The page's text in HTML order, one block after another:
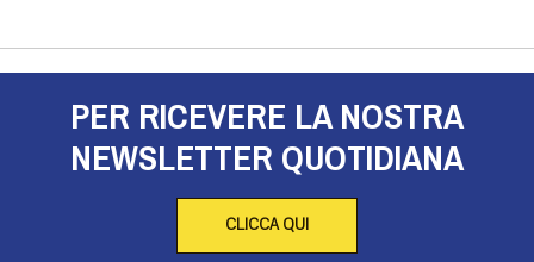
PER RICEVERE LA NOSTRA
NEWSLETTER QUOTIDIANA
CLICCA QUI